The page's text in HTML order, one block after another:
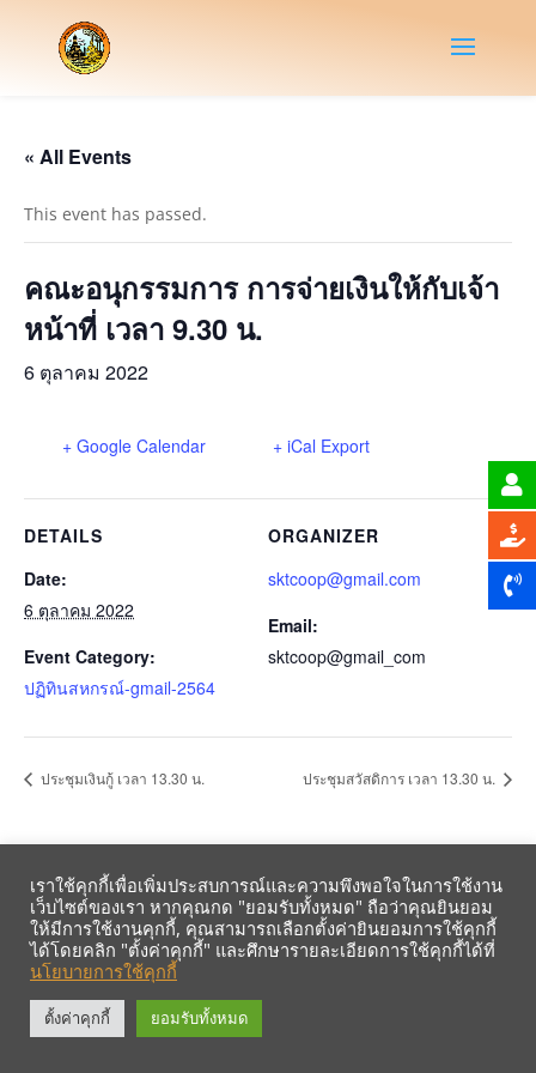
« All Events
This event has passed.
คณะอนุกรรมการ การจ่ายเงินให้กับเจ้า
หน้าที่ เวลา 9.30 น.
6 ตุลาคม 2022
+ Google Calendar + iCal Export
DETAILS
Date:
6 ตุลาคม 2022
Event Category:
ปฏิทินสหกรณ์-gmail-2564
ORGANIZER
sktcoop@gmail.com
Email:
sktcoop@gmail_com
ประชุมเงินกู้ เวลา 13.30 น. ประชุมสวัสดิการ เวลา 13.30 น.
รับข้อมูลข่าวสารจากสหกรณ์ฯ ผ่าน LINE ก่อนใคร คลิก!
เราใช้คุกกี้เพื่อเพิ่มประสบการณ์และความพึงพอใจในการใช้งาน
เว็บไซต์ของเรา หากคุณกด "ยอมรับทั้งหมด" ถือว่าคุณยินยอม
ให้มีการใช้งานคุกกี้, คุณสามารถเลือกตั้งค่ายินยอมการใช้คุกกี้
ได้โดยคลิก "ตั้งค่าคุกกี้" และศึกษารายละเอียดการใช้คุกกี้ได้ที่
นโยบายการใช้คุกกี้
ตั้งค่าคุกกี้ ยอมรับทั้งหมด